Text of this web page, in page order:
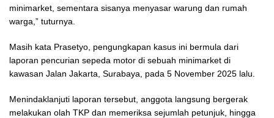
minimarket, sementara sisanya menyasar warung dan rumah
warga,” tuturnya.
Masih kata Prasetyo, pengungkapan kasus ini bermula dari
laporan pencurian sepeda motor di sebuah minimarket di
kawasan Jalan Jakarta, Surabaya, pada 5 November 2025 lalu.
Menindaklanjuti laporan tersebut, anggota langsung bergerak
melakukan olah TKP dan memeriksa sejumlah petunjuk, hingga